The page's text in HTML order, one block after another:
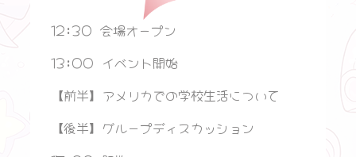
12:30 会場オープン
13:00 イベント開始
【前半】アメリカでの学校生活について
【後半】グループディスカッション